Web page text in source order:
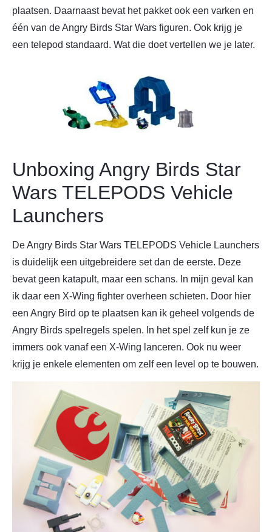
plaatsen. Daarnaast bevat het pakket ook een varken en
één van de Angry Birds Star Wars figuren. Ook krijg je
een telepod standaard. Wat die doet vertellen we je later.
Unboxing Angry Birds Star
Wars TELEPODS Vehicle
Launchers
De Angry Birds Star Wars TELEPODS Vehicle Launchers
is duidelijk een uitgebreidere set dan de eerste. Deze
bevat geen katapult, maar een schans. In mijn geval kan
ik daar een X-Wing fighter overheen schieten. Door hier
een Angry Bird op te plaatsen kan ik geheel volgends de
Angry Birds spelregels spelen. In het spel zelf kun je ze
immers ook vanaf een X-Wing lanceren. Ook nu weer
krijg je enkele elementen om zelf een level op te bouwen.